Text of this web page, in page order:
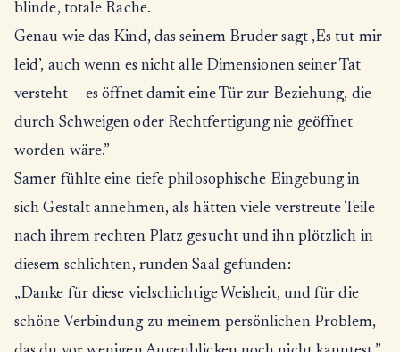
blinde, totale Rache.
Genau wie das Kind, das seinem Bruder sagt ‚Es tut mir
leid’, auch wenn es nicht alle Dimensionen seiner Tat
versteht — es öffnet damit eine Tür zur Beziehung, die
durch Schweigen oder Rechtfertigung nie geöffnet
worden wäre.”
Samer fühlte eine tiefe philosophische Eingebung in
sich Gestalt annehmen, als hätten viele verstreute Teile
nach ihrem rechten Platz gesucht und ihn plötzlich in
diesem schlichten, runden Saal gefunden:
„Danke für diese vielschichtige Weisheit, und für die
schöne Verbindung zu meinem persönlichen Problem,